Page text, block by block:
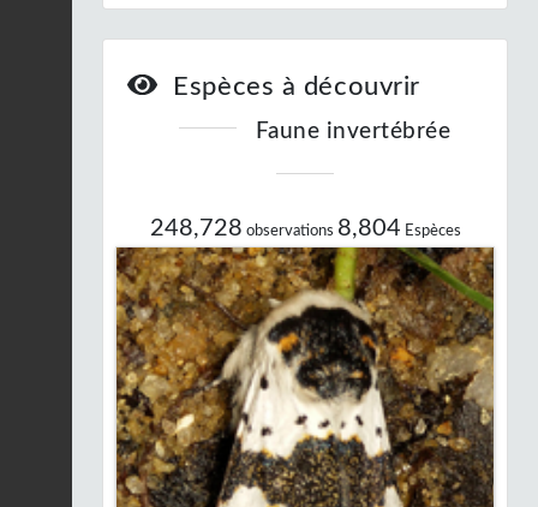
Espèces à découvrir
Faune invertébrée
248,728 observations 8,804 Espèces